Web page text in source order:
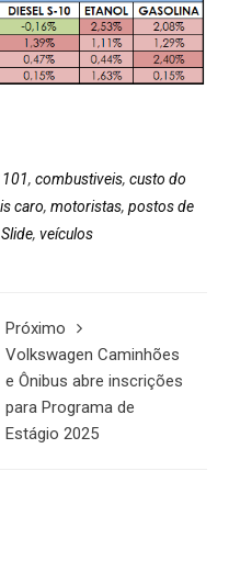
101, combustiveis, custo do
caro, motoristas, postos de
Slide, veículos
Próximo
Volkswagen Caminhões
e Ônibus abre inscrições
para Programa de
Estágio 2025